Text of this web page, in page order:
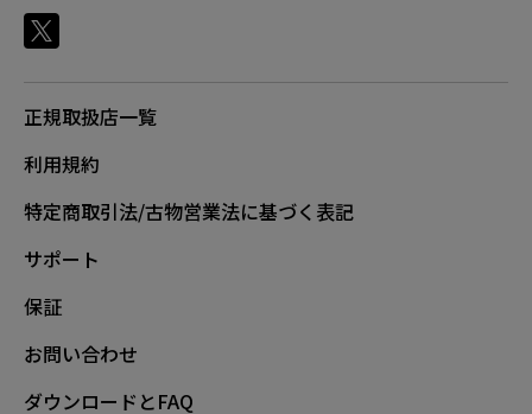
正規取扱店一覧
利用規約
特定商取引法/古物営業法に基づく表記
サポート
保証
お問い合わせ
ダウンロードとFAQ